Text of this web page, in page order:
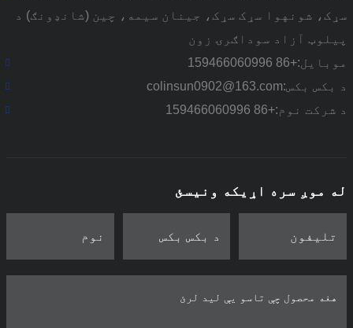
سړک، شونهوا سړک سړک، جینان سیمه، چین (شانډونګ) د
پیلوټ آزاد سوداګرۍ زون
موبایل:+86 159466060996
د بکس بکس:colinsun0902@163.com
د شرکت نوم:+86 159466060996
له موږ سره اړیکه ونیسئ